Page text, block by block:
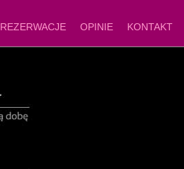
REZERWACJE OPINIE KONTAKT